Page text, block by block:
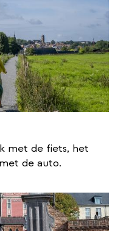
met de fiets, het
de auto.